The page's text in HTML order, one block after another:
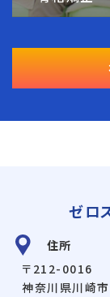
ゼロ
住所
〒212-0016
神奈川県川崎